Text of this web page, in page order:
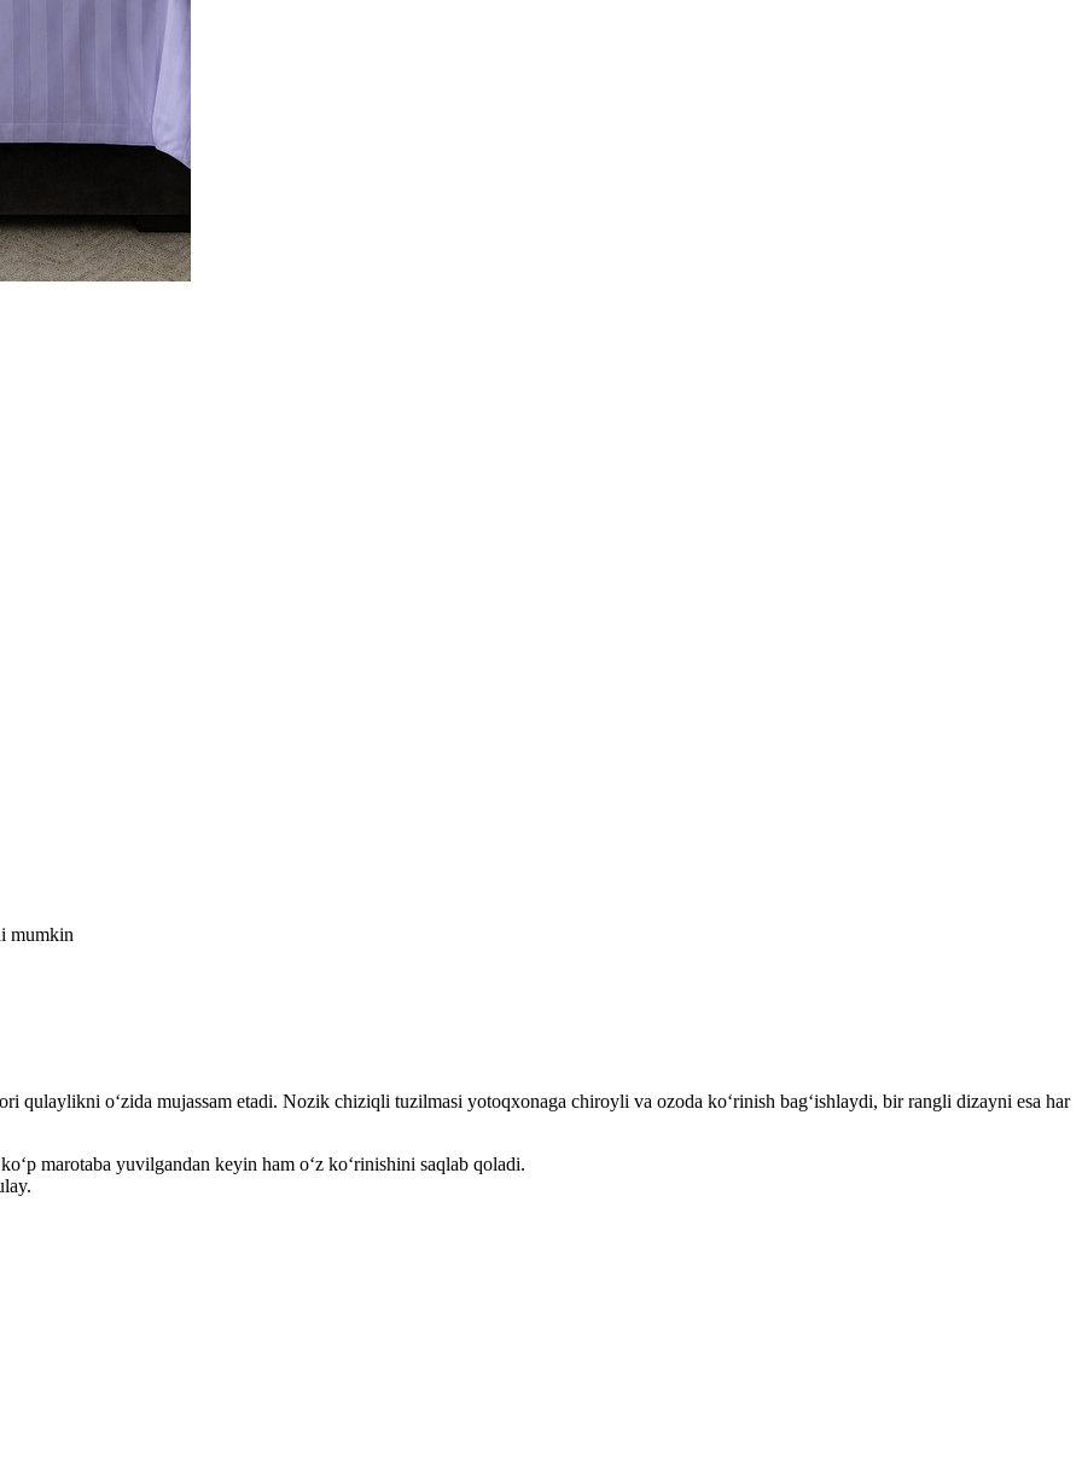
mumkin
qulaylikni o‘zida mujassam etadi. Nozik chiziqli tuzilmasi yotoqxonaga chiroyli va ozoda ko‘rinish bag‘ishlaydi, bir rangli dizayni esa har
marotaba yuvilgandan keyin ham o‘z ko‘rinishini saqlab qoladi.